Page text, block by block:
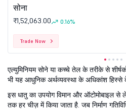
सोना
₹1,52,063.00 0.16%
Trade Now
एल्युमिनियम सोने या कच्चे तेल के तरीके से
भी यह आधुनिक अर्थव्यवस्था के अधिकांश हिस्से
इस धातु का उपयोग विमान और ऑटोमोबाइल से
तक हर चीज़ में किया जाता है. जब निर्माण